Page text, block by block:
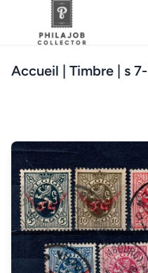
Accueil | Timbre | s